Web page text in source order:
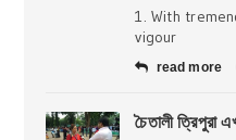
1. With
vigour
read more
চৈতালী ত্রিপুরা